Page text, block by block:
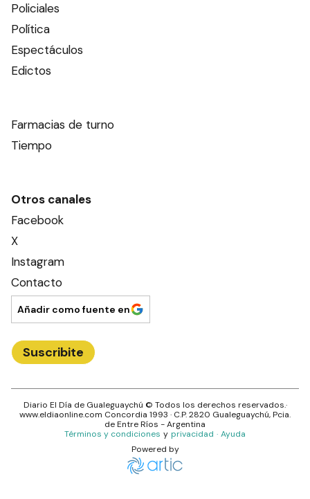
Policiales
Política
Espectáculos
Edictos
Farmacias de turno
Tiempo
Otros canales
Facebook
X
Instagram
Contacto
Añadir como fuente en
Suscribite
Diario El Día de Gualeguaychú © Todos los derechos reservados.·
www.eldiaonline.com Concordia 1993 · C.P.2820 Gualeguaychú, Pcia.
deEntre Ríos - Argentina
Términos y condiciones y privacidad · Ayuda
Powered by